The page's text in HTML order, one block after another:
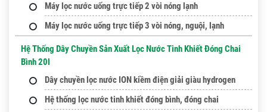
Máy lọc nước uống trực tiếp 2 vòi nóng lạnh
Máy lọc nước uống trực tiếp 3 vòi nóng, nguội, lạnh
Hệ Thống Dây Chuyền Sản Xuất Lọc Nước Tinh Khiết Đóng Chai
Bình 20l
Dây chuyền lọc nước ION kiềm điện giải giàu hydrogen
Hệ thống lọc nước tinh khiết đóng bình, đóng chai